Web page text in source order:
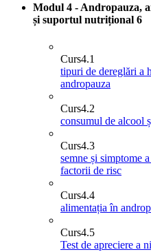
Modul 4 - Andropauza,
și suportul nutrițional 6
Curs4.1
tipuri de dereglări a
andropauza
Curs4.2
consumul de alcool
Curs4.3
semne și simptome
factorii de risc
Curs4.4
alimentația în
Curs4.5
Test de apreciere a